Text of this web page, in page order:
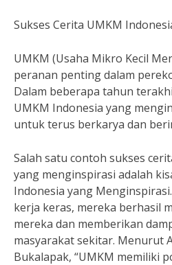
Sukses Cerita UMKM
UMKM (Usaha Mikro Kecil
peranan penting dalam
Dalam beberapa tahun
UMKM Indonesia yang
untuk terus berkarya dan
Salah satu contoh sukses
yang menginspirasi adalah
Indonesia yang
kerja keras, mereka berhasil
mereka dan memberikan
masyarakat sekitar. Menurut
Bukalapak, “UMKM memiliki